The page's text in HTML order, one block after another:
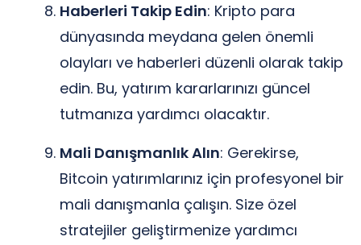
Haberleri Takip Edin: Kripto para
dünyasında meydana gelen önemli
olayları ve haberleri düzenli olarak takip
edin. Bu, yatırım kararlarınızı güncel
tutmanıza yardımcı olacaktır.
Mali Danışmanlık Alın: Gerekirse,
Bitcoin yatırımlarınız için profesyonel bir
mali danışmanla çalışın. Size özel
stratejiler geliştirmenize yardımcı